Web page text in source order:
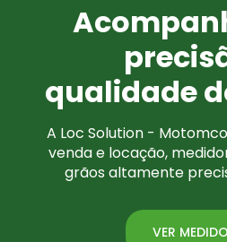
qualidade
A Loc Solution -
venda e locação,
grãos altamente
VER